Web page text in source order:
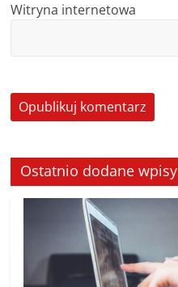
Witryna internetowa
Ostatnio dodane wpisy